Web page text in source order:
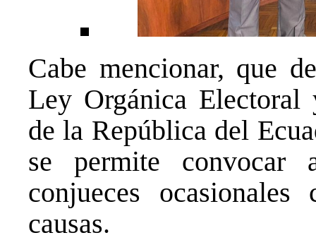
Cabe mencionar, que
Ley Orgánica Electoral
de la República del
se permite convocar
conjueces
causas.